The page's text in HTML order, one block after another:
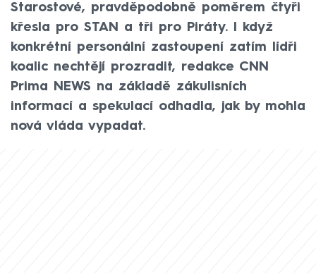
Starostové, pravděpodobně poměrem čtyři
křesla pro STAN a tři pro Piráty. I když
konkrétní personální zastoupení zatím lídři
koalic nechtějí prozradit, redakce CNN
Prima NEWS na základě zákulisních
informací a spekulací odhadla, jak by mohla
nová vláda vypadat.